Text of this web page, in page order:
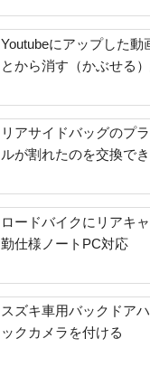
Youtubeにアップした動
とから消す（かぶせる
リアサイドバッグのプ
ルが割れたのを交換で
ロードバイクにリアキ
勤仕様ノートPC対応
スズキ車用バックドア
ックカメラを付ける